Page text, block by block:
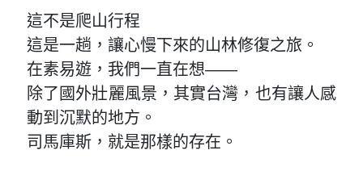
這不是爬山行程
這是一趟，讓心慢下來的山林修復之旅。
在素易遊，我們一直在想——
除了國外壯麗風景，其實台灣，也有讓人感
動到沉默的地方。
司馬庫斯，就是那樣的存在。